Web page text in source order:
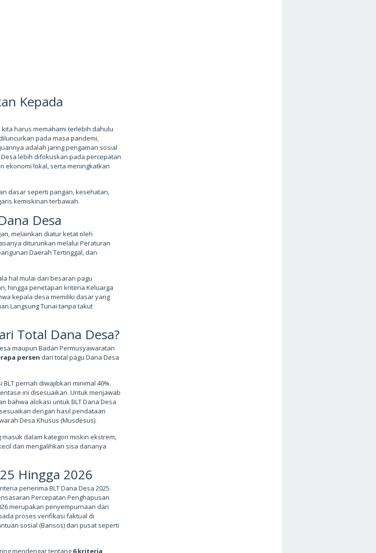
Kepada
harus memahami terlebih dahulu
pada masa pandemi,
adalah jaring pengaman sosial
Desa lebih difokuskan pada percepatan
ekonomi lokal, serta meningkatkan
dasar seperti pangan, kesehatan,
kemiskinan terbawah.
Desa
melainkan diatur ketat oleh
diturunkan melalui Peraturan
Daerah Tertinggal, dan
hal mulai dari besaran pagu
hingga penetapan kriteria Keluarga
kepala desa memiliki dasar yang
Langsung Tunai tanpa takut
Total Dana Desa?
maupun Badan Permusyawaratan
persen dari total pagu Dana Desa
pernah diwajibkan minimal 40%.
ini disesuaikan. Untuk menjawab
bahwa alokasi untuk BLT Dana Desa
dengan hasil pendataan
Desa Khusus (Musdesus).
dalam kategori miskin ekstrem,
dan mengalihkan sisa dananya
Hingga 2026
penerima BLT Dana Desa 2025.
Percepatan Penghapusan
merupakan penyempurnaan dari
proses verifikasi faktual di
sosial (Bansos) dari pusat seperti
mendengar tentang 6 kriteria